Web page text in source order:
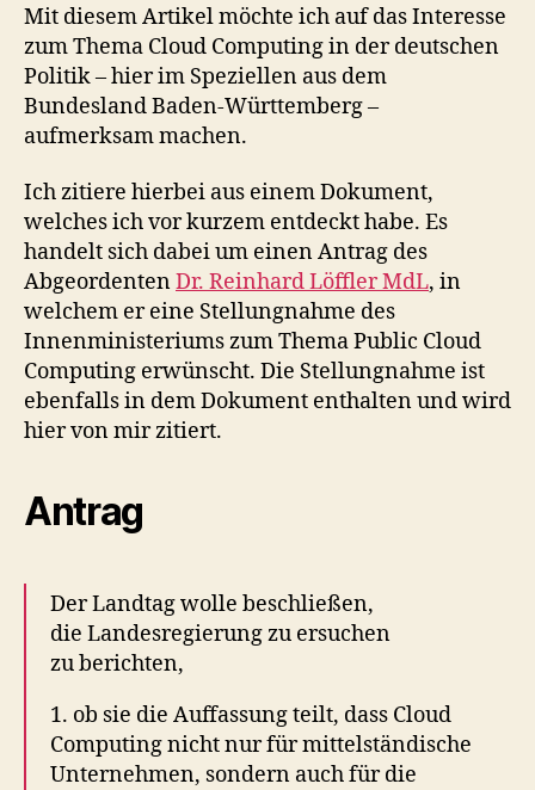
deutschen
Politik
(Baden-
Württemberg)
Mit diesem Artikel möchte ich auf das Interesse
zum Thema Cloud Computing in der deutschen
Politik – hier im Speziellen aus dem
Bundesland Baden-Württemberg –
aufmerksam machen.
Ich zitiere hierbei aus einem Dokument,
welches ich vor kurzem entdeckt habe. Es
handelt sich dabei um einen Antrag des
AbgeordentenDr. Reinhard Löffler MdL, in
welchem er eine Stellungnahme des
Innenministeriums zum Thema Public Cloud
Computing erwünscht. Die Stellungnahme ist
ebenfalls in dem Dokument enthalten und wird
hier von mir zitiert.
Antrag
Der Landtag wolle beschließen,
die Landesregierung zu ersuchen
zu berichten,
1. ob sie die Auffassung teilt, dass Cloud
Computing nicht nur für mittelständische
Unternehmen, sondern auch für die